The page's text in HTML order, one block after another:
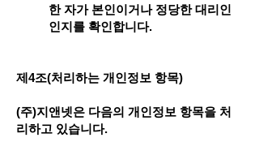
한 자가 본인이거나 정당한 대리인
인지를 확인합니다.
제4조(처리하는 개인정보 항목)
(주)지앤넷은 다음의 개인정보 항목을 처
리하고 있습니다.